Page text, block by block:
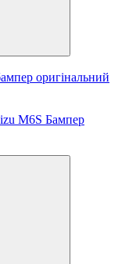
оригінальний